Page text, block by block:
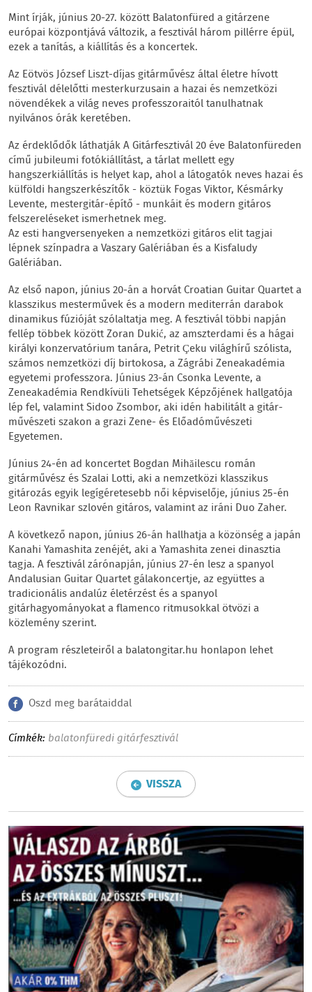
Mint írják, június 20-27. között Balatonfüred a gitárzene
európai központjává változik, a fesztivál három pillérre épül,
ezek a tanítás, a kiállítás és a koncertek.
Az Eötvös József Liszt-díjas gitárművész által életre hívott
fesztivál délelőtti mesterkurzusain a hazai és nemzetközi
növendékek a világ neves professzoraitól tanulhatnak
nyilvános órák keretében.
Az érdeklődők láthatják A Gitárfesztivál 20 éve Balatonfüreden
című jubileumi fotókiállítást, a tárlat mellett egy
hangszerkiállítás is helyet kap, ahol a látogatók neves hazai és
külföldi hangszerkészítők - köztük Fogas Viktor, Késmárky
Levente, mestergitár-építő - munkáit és modern gitáros
felszereléseket ismerhetnek meg.
Az esti hangversenyeken a nemzetközi gitáros elit tagjai
lépnek színpadra a Vaszary Galériában és a Kisfaludy
Galériában.
Az első napon, június 20-án a horvát Croatian Guitar Quartet a
klasszikus mesterművek és a modern mediterrán darabok
dinamikus fúzióját szólaltatja meg. A fesztivál többi napján
fellép többek között Zoran Dukić, az amszterdami és a hágai
királyi konzervatórium tanára, Petrit Çeku világhírű szólista,
számos nemzetközi díj birtokosa, a Zágrábi Zeneakadémia
egyetemi professzora. Június 23-án Csonka Levente, a
Zeneakadémia Rendkívüli Tehetségek Képzőjének hallgatója
lép fel, valamint Sidoo Zsombor, aki idén habilitált a gitár-
művészeti szakon a grazi Zene- és Előadóművészeti
Egyetemen.
Június 24-én ad koncertet Bogdan Mihăilescu román
gitárművész és Szalai Lotti, aki a nemzetközi klasszikus
gitározás egyik legígéretesebb női képviselője, június 25-én
Leon Ravnikar szlovén gitáros, valamint az iráni Duo Zaher.
A következő napon, június 26-án hallhatja a közönség a japán
Kanahi Yamashita zenéjét, aki a Yamashita zenei dinasztia
tagja. A fesztivál zárónapján, június 27-én lesz a spanyol
Andalusian Guitar Quartet gálakoncertje, az együttes a
tradicionális andalúz életérzést és a spanyol
gitárhagyományokat a flamenco ritmusokkal ötvözi a
közlemény szerint.
A program részleteiről a balatongitar.hu honlapon lehet
tájékozódni.
Oszd meg barátaiddal
Címkék: balatonfüredi gitárfesztivál
VISSZA